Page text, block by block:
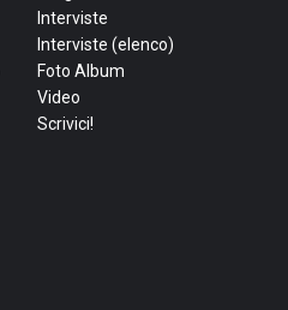
Interviste
Interviste (elenco)
Foto Album
Video
Scrivici!